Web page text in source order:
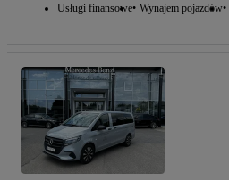
Usługi finansowe Wynajem pojazdów